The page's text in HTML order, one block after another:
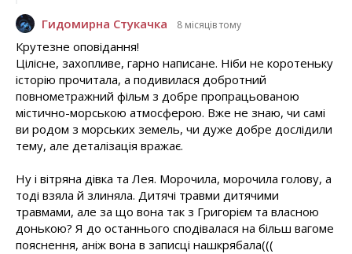
Гидомирна Стукачка 8 місяців тому
Крутезне оповідання!
Цілісне, захопливе, гарно написане. Ніби не коротеньку
історію прочитала, а подивилася добротний
повнометражний фільм з добре пропрацьованою
містично-морською атмосферою. Вже не знаю, чи самі
ви родом з морських земель, чи дуже добре дослідили
тему, але деталізація вражає.
Ну і вітряна дівка та Лея. Морочила, морочила голову, а
тоді взяла й злиняла. Дитячі травми дитячими
травмами, але за що вона так з Григорієм та власною
донькою? Я до останнього сподівалася на більш вагоме
пояснення, аніж вона в записці нашкрябала(((